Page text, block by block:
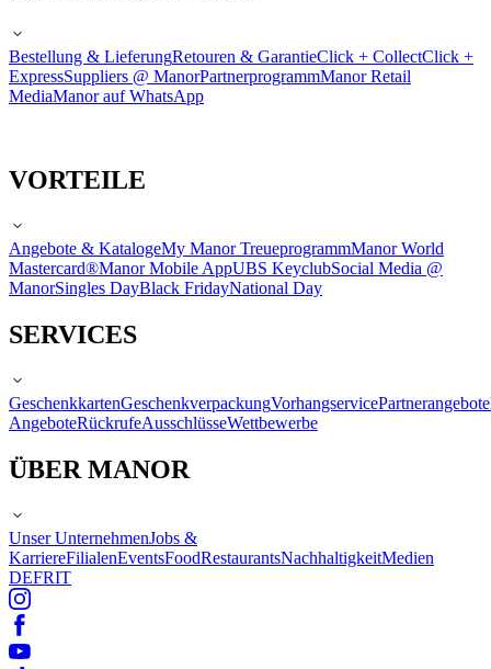
Bestellung & LieferungRetouren & GarantieClick + CollectClick +
ExpressSuppliers @ ManorPartnerprogrammManor Retail
MediaManor auf WhatsApp
VORTEILE
Angebote & KatalogeMy Manor TreueprogrammManor World
Mastercard®Manor Mobile AppUBS KeyclubSocial Media @
ManorSingles DayBlack FridayNational Day
SERVICES
GeschenkkartenGeschenkverpackungVorhangservicePartnerangebote
AngeboteRückrufeAusschlüsseWettbewerbe
ÜBER MANOR
Unser UnternehmenJobs &
KarriereFilialenEventsFoodRestaurantsNachhaltigkeitMedien
DEFRIT